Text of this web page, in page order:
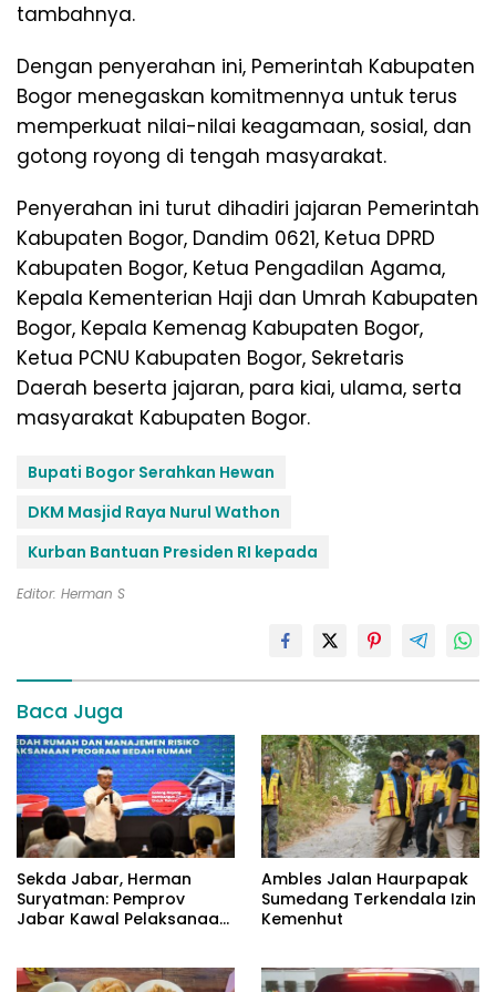
tambahnya.
Dengan penyerahan ini, Pemerintah Kabupaten
Bogor menegaskan komitmennya untuk terus
memperkuat nilai-nilai keagamaan, sosial, dan
gotong royong di tengah masyarakat.
Penyerahan ini turut dihadiri jajaran Pemerintah
Kabupaten Bogor, Dandim 0621, Ketua DPRD
Kabupaten Bogor, Ketua Pengadilan Agama,
Kepala Kementerian Haji dan Umrah Kabupaten
Bogor, Kepala Kemenag Kabupaten Bogor,
Ketua PCNU Kabupaten Bogor, Sekretaris
Daerah beserta jajaran, para kiai, ulama, serta
masyarakat Kabupaten Bogor.
Bupati Bogor Serahkan Hewan
DKM Masjid Raya Nurul Wathon
Kurban Bantuan Presiden RI kepada
Editor: Herman S
Baca Juga
Sekda Jabar, Herman
Suryatman: Pemprov
Jabar Kawal Pelaksanaan
Ambles Jalan Haurpapak
Sumedang Terkendala Izin
Kemenhut